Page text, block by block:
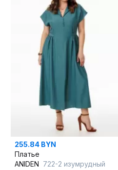
255.84 BYN
Платье
ANIDEN 722-2 изумрудный